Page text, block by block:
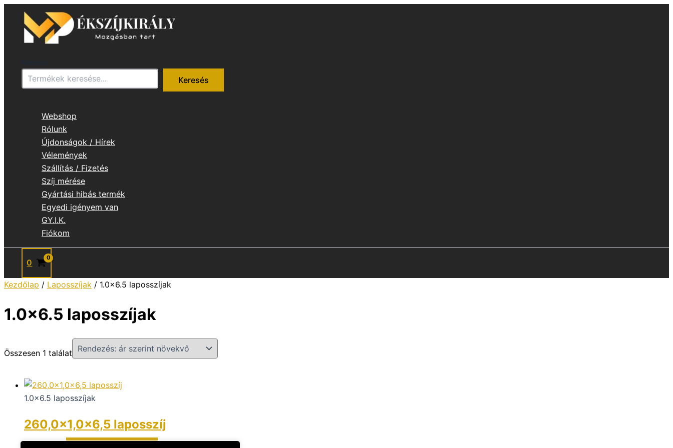
content
Keresés
Webshop
Rólunk
Újdonságok / Hírek
Vélemények
Szállítás / Fizetés
Szíj mérése
Gyártási hibás termék
Egyedi igényem van
GY.I.K.
Fiókom
0
Kezdőlap / Laposszíjak / 1.0x6.5 laposszíjak
1.0x6.5 laposszíjak
Összesen 1 találat
1.0x6.5 laposszíjak
260,0×1,0x6,5 laposszíj